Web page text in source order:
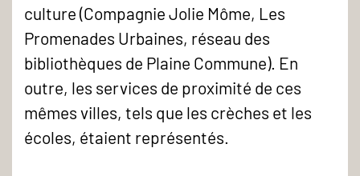
culture (Compagnie Jolie Môme, Les
Promenades Urbaines, réseau des
bibliothèques de Plaine Commune). En
outre, les services de proximité de ces
mêmes villes, tels que les crèches et les
écoles, étaient représentés.